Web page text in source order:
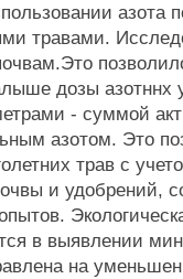
азота
травами.
дозы азотннх
- суммой
азотом. Это
трав с
и удобрений,
в выявлении
на